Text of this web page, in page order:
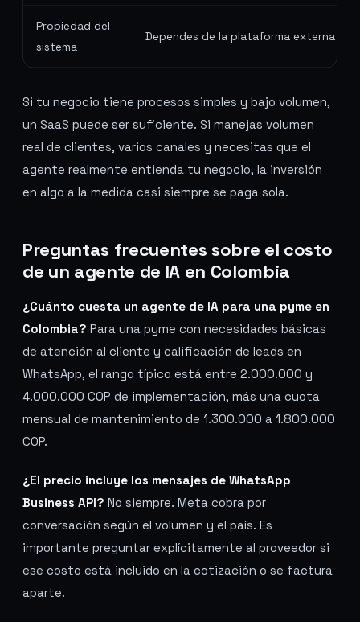
Propiedad del
sistema
Dependes de la plataforma externa
Si tu negocio tiene procesos simples y bajo volumen,
un SaaS puede ser suficiente. Si manejas volumen
real de clientes, varios canales y necesitas que el
agente realmente entienda tu negocio, la inversión
en algo a la medida casi siempre se paga sola.
Preguntas frecuentes sobre el costo
de un agente de IA en Colombia
¿Cuánto cuesta un agente de IA para una pyme en
Colombia? Para una pyme con necesidades básicas
de atención al cliente y calificación de leads en
WhatsApp, el rango típico está entre 2.000.000 y
4.000.000 COP de implementación, más una cuota
mensual de mantenimiento de 1.300.000 a 1.800.000
COP.
¿El precio incluye los mensajes de WhatsApp
Business API? No siempre. Meta cobra por
conversación según el volumen y el país. Es
importante preguntar explícitamente al proveedor si
ese costo está incluido en la cotización o se factura
aparte.